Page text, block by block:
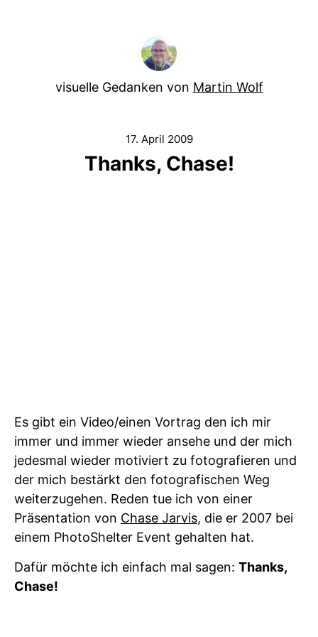
visuelle Gedanken von Martin Wolf
17. April 2009
Thanks, Chase!
Es gibt ein Video/einen Vortrag den ich mir
immer und immer wieder ansehe und der mich
jedesmal wieder motiviert zu fotografieren und
der mich bestärkt den fotografischen Weg
weiterzugehen. Reden tue ich von einer
Präsentation von Chase Jarvis, die er 2007 bei
einem PhotoShelter Event gehalten hat.
Dafür möchte ich einfach mal sagen: Thanks,
Chase!